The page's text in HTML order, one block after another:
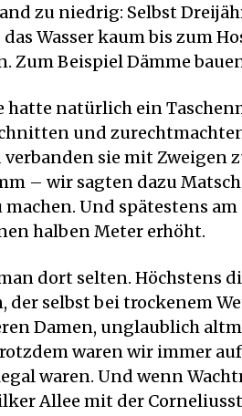
zu niedrig: Selbst
Wasser kaum bis zum
Zum Beispiel Dämme
hatte natürlich ein
und
sie mit Zweigen
– wir sagten dazu
Und spätestens
halben Meter erhöht.
dort selten. Höchstens
der selbst bei trockenem
Damen, unglaublich
waren wir immer
waren. Und wenn
Allee mit der